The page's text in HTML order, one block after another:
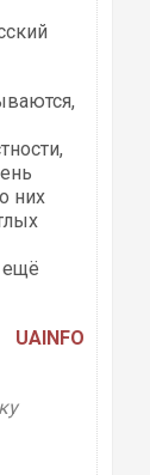
них
ещё
UAINFO